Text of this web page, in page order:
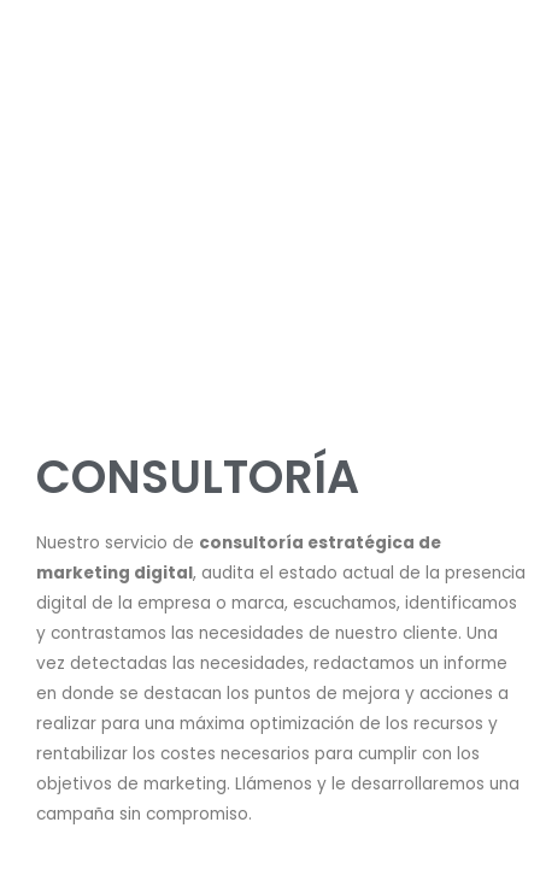
CONSULTORÍA
Nuestro servicio de consultoría estratégica de
marketing digital, audita el estado actual de la presencia
digital de la empresa o marca, escuchamos, identificamos
y contrastamos las necesidades de nuestro cliente. Una
vez detectadas las necesidades, redactamos un informe
en donde se destacan los puntos de mejora y acciones a
realizar para una máxima optimización de los recursos y
rentabilizar los costes necesarios para cumplir con los
objetivos de marketing. Llámenos y le desarrollaremos una
campaña sin compromiso.